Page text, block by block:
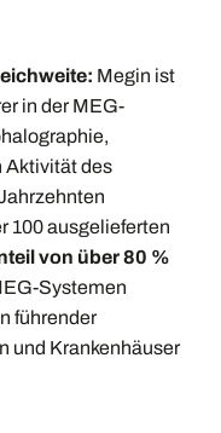
Megin ist
in der MEG-
Aktivität des
100 ausgelieferten
von über 80 %
Systemen
führender
und Krankenhäuser